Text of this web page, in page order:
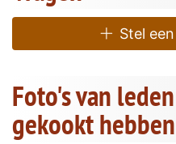
Stel
Foto's van
gekookt hebben